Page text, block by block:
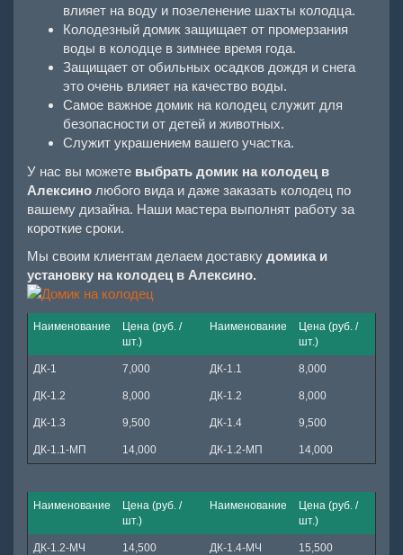
влияет на воду и позеленение шахты колодца.
Колодезный домик защищает от промерзания
воды в колодце в зимнее время года.
Защищает от обильных осадков дождя и снега
это очень влияет на качество воды.
Самое важное домик на колодец служит для
безопасности от детей и животных.
Служит украшением вашего участка.
У нас вы можете выбрать домик на колодец в
Алексино любого вида и даже заказать колодец по
вашему дизайна. Наши мастера выполнят работу за
короткие сроки.
Мы своим клиентам делаем доставку домика и
установку на колодец в Алексино.
Наименование
Цена (руб. /
шт.)
Наименование
Цена (руб. /
шт.)
ДК-1 7,000 ДК-1.1 8,000
ДК-1.2 8,000 ДК-1.2 8,000
ДК-1.3 9,500 ДК-1.4 9,500
ДК-1.1-МП 14,000 ДК-1.2-МП 14,000
Наименование
Цена (руб. /
шт.)
Наименование
Цена (руб. /
шт.)
ДК-1.2-МЧ 14,500 ДК-1.4-МЧ 15,500